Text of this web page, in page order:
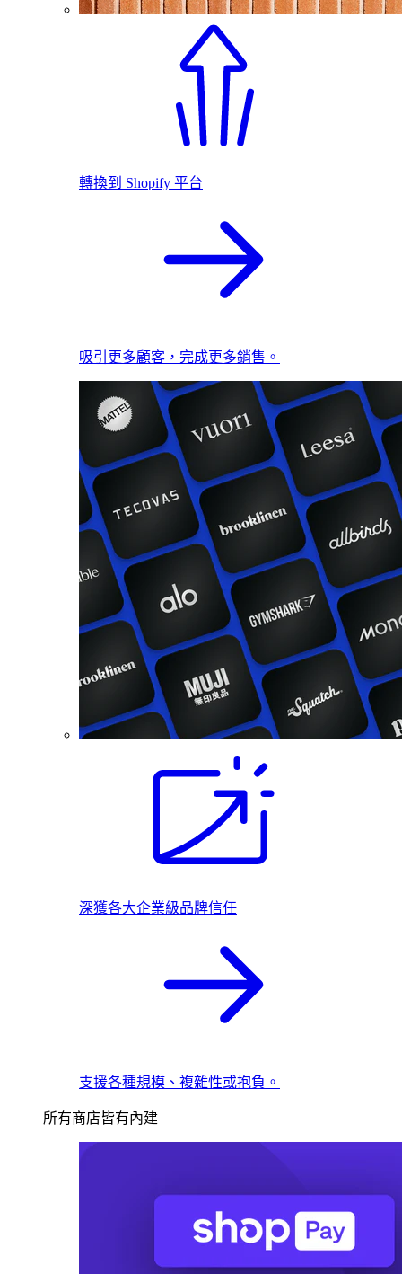
轉換到 Shopify 平台
吸引更多顧客，完成更多銷售。
深獲各大企業級品牌信任
支援各種規模、複雜性或抱負。
所有商店皆有內建